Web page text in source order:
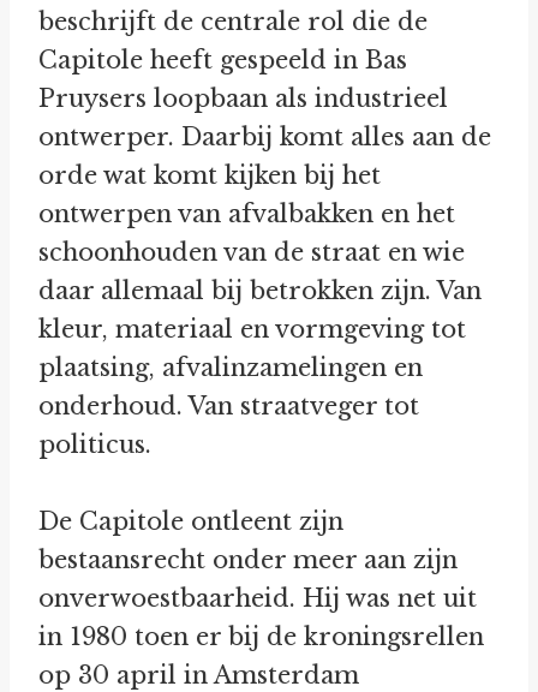
beschrijft de centrale rol die de
Capitole heeft gespeeld in Bas
Pruysers loopbaan als industrieel
ontwerper. Daarbij komt alles aan de
orde wat komt kijken bij het
ontwerpen van afvalbakken en het
schoonhouden van de straat en wie
daar allemaal bij betrokken zijn. Van
kleur, materiaal en vormgeving tot
plaatsing, afvalinzamelingen en
onderhoud. Van straatveger tot
politicus.
De Capitole ontleent zijn
bestaansrecht ­onder meer aan zijn
onverwoestbaarheid. Hij was net uit
in 1980 toen er bij de kroningsrellen
op 30 april in Amsterdam